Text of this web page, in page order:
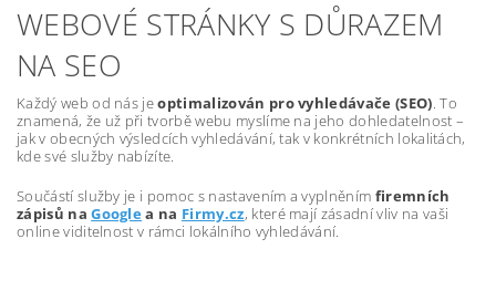
WEBOVÉ STRÁNKY S DŮRAZEM
NA SEO
Každý web od nás jeoptimalizován pro vyhledávače (SEO). To
znamená, že už při tvorbě webu myslíme na jeho dohledatelnost –
jak v obecných výsledcích vyhledávání, tak v konkrétních lokalitách,
kde své služby nabízíte.
Součástí služby je i pomoc s nastavením a vyplněním firemních
zápisů naGooglea na Firmy.cz, které mají zásadní vliv na vaši
online viditelnost v rámci lokálního vyhledávání.